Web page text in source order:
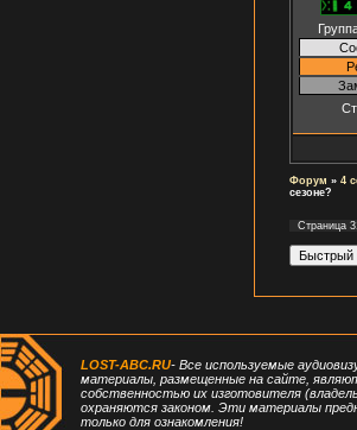
Форум » 4
сезоне?
Страница
LOST-ABC.RU- Все используемые
материалы, размещенные на сайте,
собственностью их изготовителя
охраняются законом. Эти материалы
только для ознакомления!